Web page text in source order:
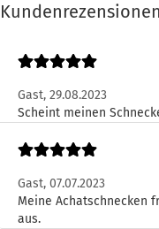
Kundenrezensionen
Gast, 29.08.2023
Scheint meinen
Gast, 07.07.2023
Meine Achatschnecken
aus.